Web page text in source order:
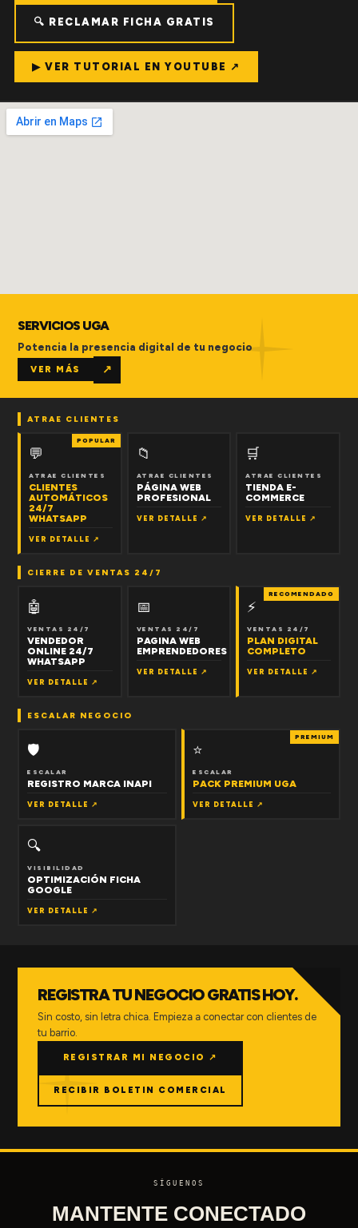
🔍 RECLAMAR FICHA GRATIS
▶ VER TUTORIAL EN YOUTUBE ↗
SERVICIOS UGA
Potencia la presencia digital de tu negocio
VER MÁS ↗
ATRAE CLIENTES
POPULAR
💬
ATRAE CLIENTES
CLIENTES
AUTOMÁTICOS
24/7
WHATSAPP
VER DETALLE ↗
📁
ATRAE CLIENTES
PÁGINA WEB
PROFESIONAL
VER DETALLE ↗
🛒
ATRAE CLIENTES
TIENDA E-
COMMERCE
VER DETALLE ↗
CIERRE DE VENTAS 24/7
🤖
VENTAS 24/7
VENDEDOR
ONLINE 24/7
WHATSAPP
VER DETALLE ↗
📅
VENTAS 24/7
PAGINA WEB
EMPRENDEDORES
VER DETALLE ↗
RECOMENDADO
⚡
VENTAS 24/7
PLAN DIGITAL
COMPLETO
VER DETALLE ↗
ESCALAR NEGOCIO
🛡
ESCALAR
REGISTRO MARCA INAPI
VER DETALLE ↗
PREMIUM
⭐
ESCALAR
PACK PREMIUM UGA
VER DETALLE ↗
🔍
VISIBILIDAD
OPTIMIZACIÓN FICHA
GOOGLE
VER DETALLE ↗
REGISTRA TU NEGOCIO GRATIS HOY.
Sin costo, sin letra chica. Empieza a conectar con clientes de
tu barrio.
REGISTRAR MI NEGOCIO ↗
RECIBIR BOLETIN COMERCIAL
SÍGUENOS
MANTENTE CONECTADO